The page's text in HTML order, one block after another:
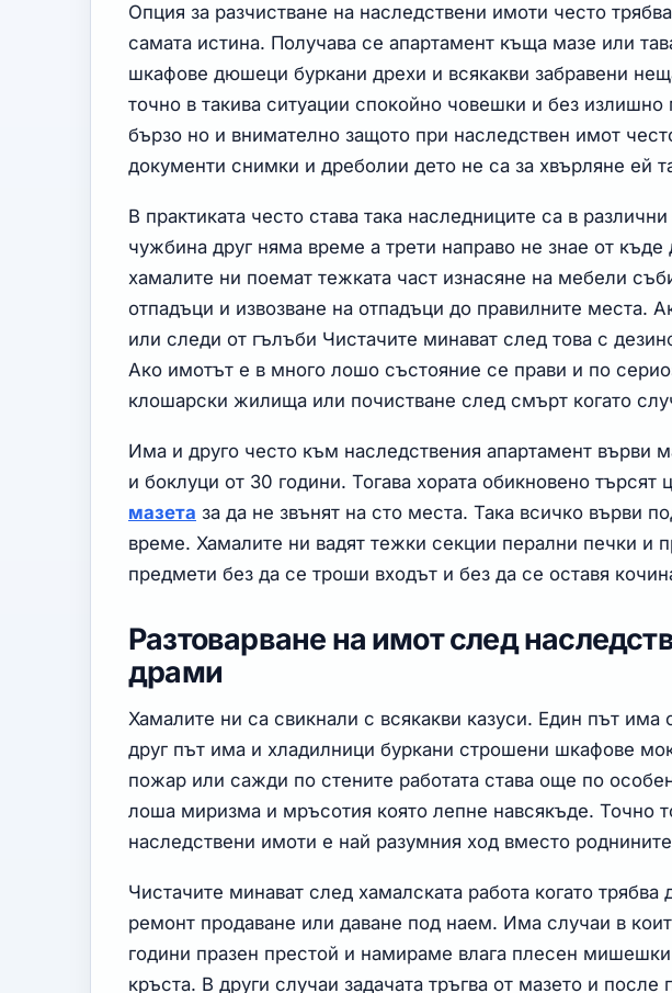
Опция за разчистване на наследствени имоти често
самата истина. Получава се апартамент къща мазе или
шкафове дюшеци буркани дрехи и всякакви забравени
точно в такива ситуации спокойно човешки и без
бързо но и внимателно защото при наследствен имот
документи снимки и дреболии дето не са за хвърляне ей
В практиката често става така наследниците са в
чужбина друг няма време а трети направо не знае от къде
хамалите ни поемат тежката част изнасяне на мебели
отпадъци и извозване на отпадъци до правилните места.
или следи от гълъби Чистачите минават след това с
Ако имотът е в много лошо състояние се прави и по
клошарски жилища или почистване след смърт когато
Има и друго често към наследствения апартамент върви
и боклуци от 30 години. Тогава хората обикновено търсят
мазета за да не звънят на сто места. Така всичко върви
време. Хамалите ни вадят тежки секции перални печки и
предмети без да се троши входът и без да се оставя
Разтоварване на имот след
драми
Хамалите ни са свикнали с всякакви казуси. Един път
друг път има и хладилници буркани строшени шкафове
пожар или сажди по стените работата става още по
лоша миризма и мръсотия която лепне навсякъде. Точно
наследствени имоти е най разумния ход вместо
Чистачите минават след хамалската работа когато трябва
ремонт продаване или даване под наем. Има случаи в
години празен престой и намираме влага плесен
кръста. В други случаи задачата тръгва от мазето и